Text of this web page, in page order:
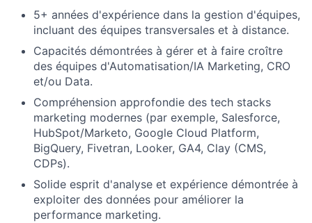
5+ années d'expérience dans la gestion d'équipes,
incluant des équipes transversales et à distance.
Capacités démontrées à gérer et à faire croître
des équipes d'Automatisation/IA Marketing, CRO
et/ou Data.
Compréhension approfondie des tech stacks
marketing modernes (par exemple, Salesforce,
HubSpot/Marketo, Google Cloud Platform,
BigQuery, Fivetran, Looker, GA4, Clay (CMS,
CDPs).
Solide esprit d'analyse et expérience démontrée à
exploiter des données pour améliorer la
performance marketing.